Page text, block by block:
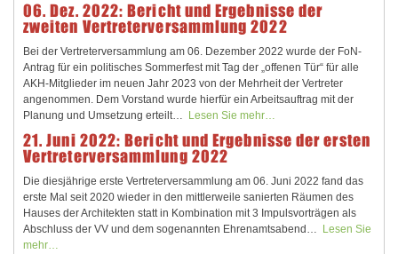
06. Dez. 2022: Bericht und Ergebnisse der
zweiten Vertreterversammlung 2022
Bei der Vertreterversammlung am 06. Dezember 2022 wurde der FoN-
Antrag für ein politisches Sommerfest mit Tag der „offenen Tür“ für alle
AKH-Mitglieder im neuen Jahr 2023 von der Mehrheit der Vertreter
angenommen. Dem Vorstand wurde hierfür ein Arbeitsauftrag mit der
Planung und Umsetzung erteilt…
Lesen Sie mehr…
21. Juni 2022: Bericht und Ergebnisse der ersten
Vertreterversammlung 2022
Die diesjährige erste Vertreterversammlung am 06. Juni 2022 fand das
erste Mal seit 2020 wieder in den mittlerweile sanierten Räumen des
Hauses der Architekten statt in Kombination mit 3 Impulsvorträgen als
Abschluss der VV und dem sogenannten Ehrenamtsabend…
Lesen Sie
mehr…